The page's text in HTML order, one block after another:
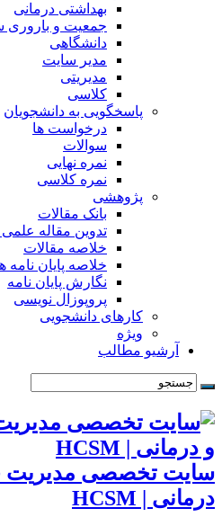
بهداشتی درمانی
جمعیت و باروری
دانشگاهی
مدیر سایت
مدیریتی
کلاسی
پاسخگویی به دانشجویان
درخواست ها
سوالات
نمره نهایی
نمره کلاسی
پژوهشی
بانک مقالات
تدوین مقاله
خلاصه مقالات
خلاصه پایان نامه
نگارش پایان نامه
پروپوزال نویسی
کارهای دانشجویی
ویژه
آرشیو مطالب
سایت تخصصی مدیریت
درمانی | HCSM